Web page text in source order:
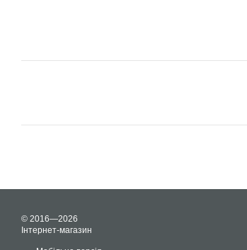
© 2016—2026
Інтернет-магазин